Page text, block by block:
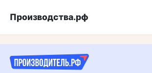
Подписывайтесь на нас
Производства.рф